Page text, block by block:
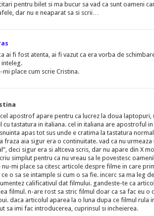
pentru bilet si ma bucur sa vad ca sunt oameni
dar nu e neaparat sa si scrii…
ai fi fost atenta, ai fi vazut ca era vorba de
inteleg.
mi place cum scrie Cristina.
apostrof apare pentru ca lucrez la doua laptopuri,
cu tastatura in italiana. cel in italiana are apostroful
apas tot sus unde e cratima la tastatura
fraza aia sigur era o continuitate. vad ca nu
deci sigur era si altceva scris, dar nu apare din X
simplut pentru ca nu vreau sa le povestesc
nu-mi place sa citesc articole despre filme in care
ce o sa se intample si cum o sa fie. incerc sa ma leg
calificativul dat filmului. gandeste-te ca
filmul. n-are rost sa stric filmul doar ca sa fac eu o
daca articolul aparea la o luna dupa ce filmul rula
sa imi fac introducerea, cuprinsul si incheierea.